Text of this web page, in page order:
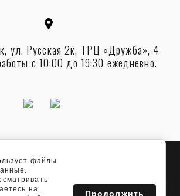
Здравствуйте! Задать
вопрос? Оформить заказ?
Мы всегда рады, пишите.
ул. Русская 2к, ТРЦ «Дружба», 4
с 10:00 до 19:30 ежедневно.
К.К. ИНН 253914176345
файлы
на
Продолжить